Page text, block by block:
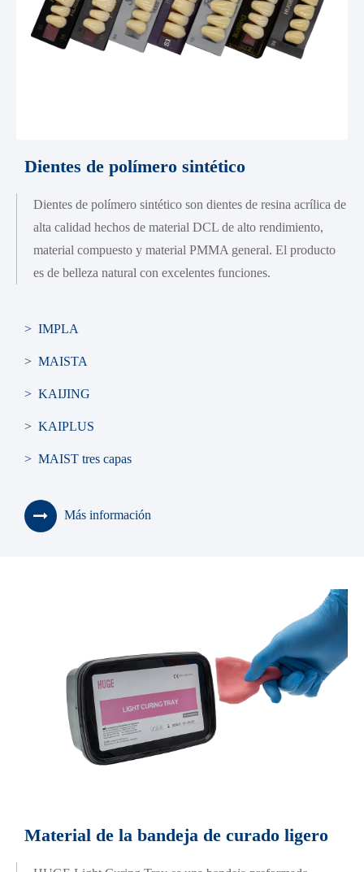
Dientes de polímero sintético
Dientes de polímero sintético son dientes de resina acrílica de
alta calidad hechos de material DCL de alto rendimiento,
material compuesto y material PMMA general. El producto
es de belleza natural con excelentes funciones.
> IMPLA
> MAISTA
> KAIJING
> KAIPLUS
> MAIST tres capas
> BLUEBELL
> Guía del molde de vida de los dientes
> Gabinete de dientes
> Caja de dentadura
Más información
Material de la bandeja de curado ligero